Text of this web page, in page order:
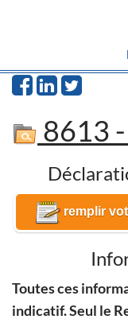
8613 -
remplir
Toutes ces
indicatif. Seul le